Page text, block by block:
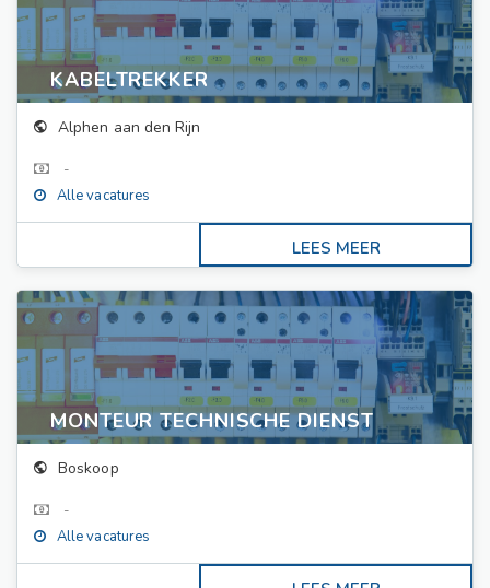
KABELTREKKER
Alphen aan den Rijn
-
Alle vacatures
MONTEUR TECHNISCHE DIENST
Boskoop
-
Alle vacatures